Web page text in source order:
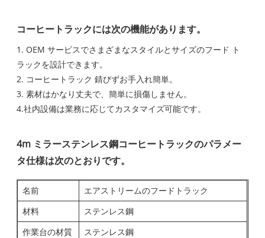
コーヒートラックには次の機能があります。
1. OEM サービスでさまざまなスタイルとサイズのフード ト
ラックを設計できます。
2. コーヒートラック 錆びずお手入れ簡単。
3. 素材はかなり丈夫で、簡単に損傷しません。
4.社内設備は業務に応じてカスタマイズ可能です。
4m ミラーステンレス鋼コーヒートラックのパラメー
タ仕様は次のとおりです。
名前
エアストリームのフードトラック
材料
ステンレス鋼
作業台の材質
ステンレス鋼